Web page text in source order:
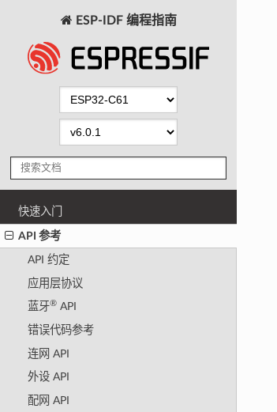
ESP-IDF 编程指南
快速入门
API 参考
API 约定
应用层协议
蓝牙®API
错误代码参考
连网 API
外设 API
配网 API